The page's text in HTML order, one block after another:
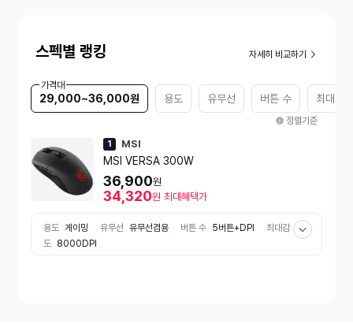
스펙별 랭킹 자세히 비교하기
가격대
29,000~36,000원 용도 유무선 버튼 수 최대감도
정렬기준
1 MSI
MSI VERSA 300W
36,900원
34,320원 최대혜택가
용도 게이밍 유무선 유무선겸용 버튼 수 5버튼+DPI
최대감
도 8000DPI